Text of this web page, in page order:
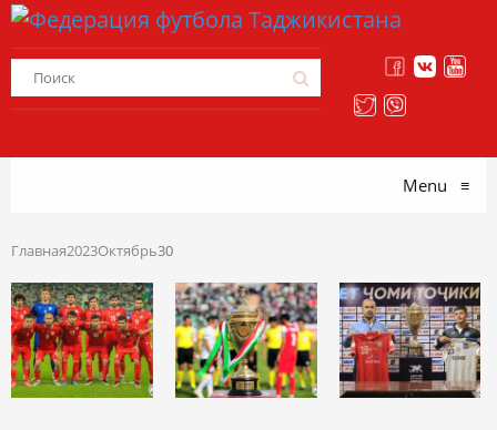
Menu ≡
Главная2023Октябрь30